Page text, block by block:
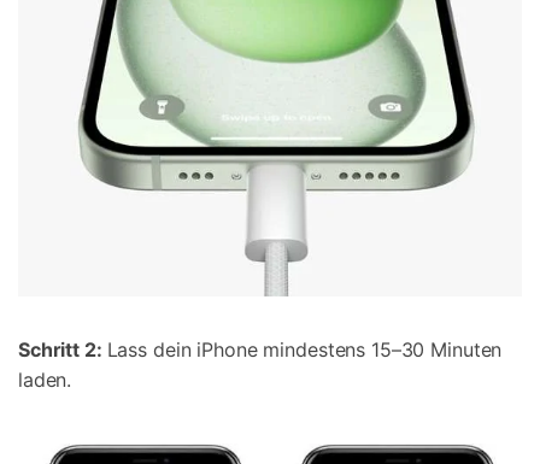
Schritt 2: Lass dein iPhone mindestens 15–30 Minuten
laden.